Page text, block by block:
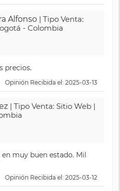
Alfonso | Tipo Venta:
- Colombia
precios.
Opinión Recibida el: 2025-03-13
| Tipo Venta: Sitio Web |
muy buen estado. Mil
Opinión Recibida el: 2025-03-12